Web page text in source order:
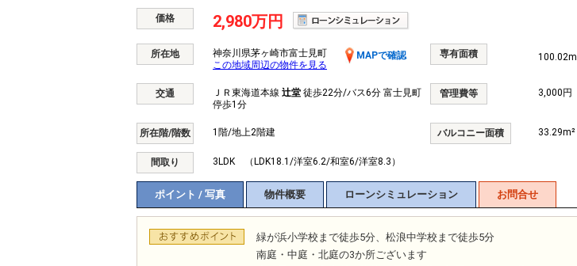
価格 2,980万円
所在地 神奈川県茅ヶ崎市富士見町
MAPで確認
この地域周辺の物件を見る
専有面積 100.02m
交通 ＪＲ東海道本線 辻堂 徒歩22分/バス6分 富士見町
停歩1分
管理費等 3,000円
所在階/階数 1階/地上2階建 バルコニー面積 33.29m²
間取り 3LDK （LDK18.1/洋室6.2/和室6/洋室8.3）
ポイント / 写真 物件概要 ローンシミュレーション お問合せ
緑が浜小学校まで徒歩5分、松浪中学校まで徒歩5分
南庭・中庭・北庭の3か所ございます